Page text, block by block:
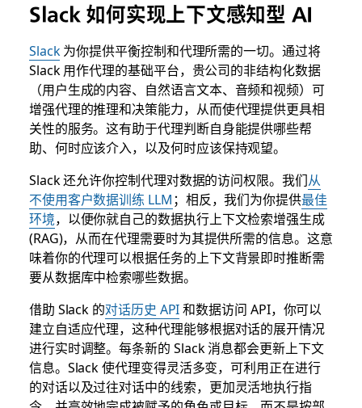
Slack 如何实现上下文感知型 AI
Slack 为你提供平衡控制和代理所需的一切。通过将
Slack 用作代理的基础平台，贵公司的非结构化数据
（用户生成的内容、自然语言文本、音频和视频）可
增强代理的推理和决策能力，从而使代理提供更具相
关性的服务。这有助于代理判断自身能提供哪些帮
助、何时应该介入，以及何时应该保持观望。
Slack 还允许你控制代理对数据的访问权限。我们从
不使用客户数据训练 LLM ；相反，我们为你提供最佳
环境，以便你就自己的数据执行上下文检索增强生成
(RAG)，从而在代理需要时为其提供所需的信息。这意
味着你的代理可以根据任务的上下文背景即时推断需
要从数据库中检索哪些数据。
借助 Slack 的对话历史 API和数据访问 API，你可以
建立自适应代理，这种代理能够根据对话的展开情况
进行实时调整。每条新的 Slack 消息都会更新上下文
信息。Slack 使代理变得灵活多变，可利用正在进行
的对话以及过往对话中的线索，更加灵活地执行指